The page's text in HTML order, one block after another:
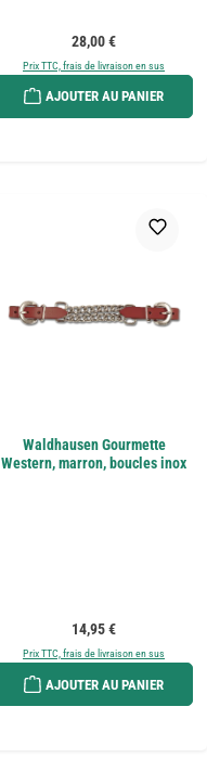
Prix régulier :
28,00 €
Prix TTC, frais de livraison en sus
AJOUTER AU PANIER
Waldhausen Gourmette
Western, marron, boucles inox
Prix régulier :
14,95 €
Prix TTC, frais de livraison en sus
AJOUTER AU PANIER